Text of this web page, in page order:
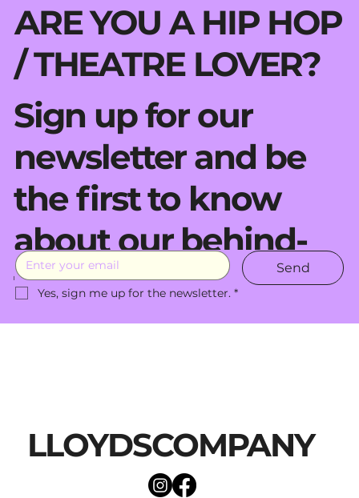
ARE YOU A HIP HOP
/ THEATRE LOVER?
Sign up for our
newsletter and be
the first to know
about our behind-
the-scenes moves.
Send
Yes, sign me up for the newsletter. *
LLOYDSCOMPANY